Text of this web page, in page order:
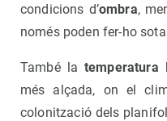
condicions d’ombra,
només poden fer-ho
També la temperatura
més alçada, on el
colonització dels